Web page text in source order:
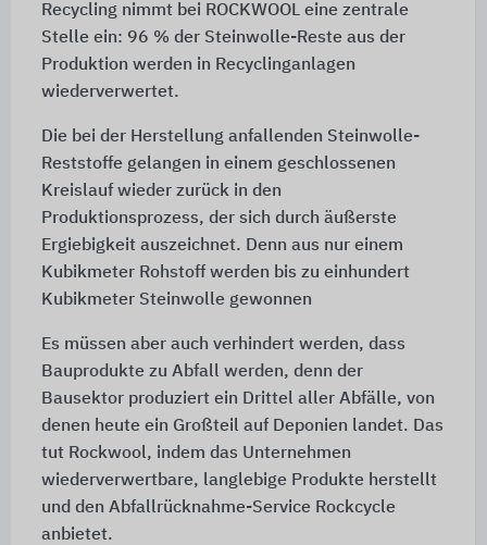
Recycling nimmt bei ROCKWOOL eine zentrale
Stelle ein: 96 % der Steinwolle-Reste aus der
Produktion werden in Recyclinganlagen
wiederverwertet.
Die bei der Herstellung anfallenden Steinwolle-
Reststoffe gelangen in einem geschlossenen
Kreislauf wieder zurück in den
Produktionsprozess, der sich durch äußerste
Ergiebigkeit auszeichnet. Denn aus nur einem
Kubikmeter Rohstoff werden bis zu einhundert
Kubikmeter Steinwolle gewonnen
Es müssen aber auch verhindert werden, dass
Bauprodukte zu Abfall werden, denn der
Bausektor produziert ein Drittel aller Abfälle, von
denen heute ein Großteil auf Deponien landet. Das
tut Rockwool, indem das Unternehmen
wiederverwertbare, langlebige Produkte herstellt
und den Abfallrücknahme-Service Rockcycle
anbietet.